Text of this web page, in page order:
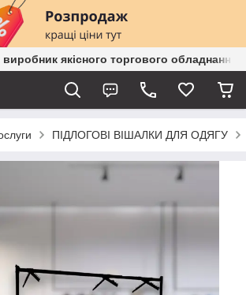
якісного торгового обладнання
ПІДЛОГОВІ ВІШАЛКИ ДЛЯ ОДЯГУ